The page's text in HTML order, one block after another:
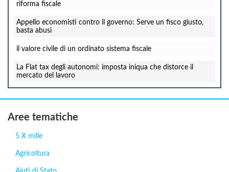
riforma fiscale
Appello economisti contro il governo: Serve un fisco giusto,
basta abusi
il valore civile di un ordinato sistema fiscale
La Flat tax degli autonomi: imposta iniqua che distorce il
mercato del lavoro
Aree tematiche
5 X mille
Agricoltura